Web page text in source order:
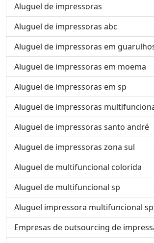
Aluguel de impressoras
Aluguel de impressoras abc
Aluguel de impressoras em
Aluguel de impressoras em moema
Aluguel de impressoras em sp
Aluguel de impressoras
Aluguel de impressoras santo andré
Aluguel de impressoras zona sul
Aluguel de multifuncional colorida
Aluguel de multifuncional sp
Aluguel impressora multifuncional sp
Empresas de outsourcing de